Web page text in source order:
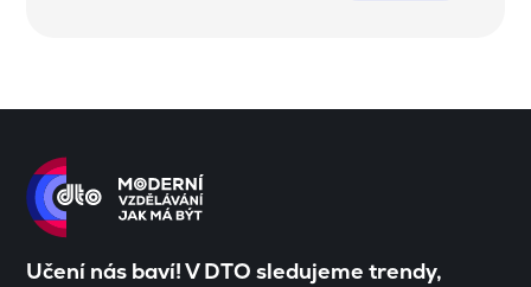
Učení nás baví! V DTO sledujeme trendy,